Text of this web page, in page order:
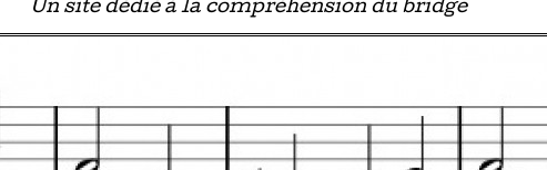
Un site dédié à la compréhension du bridge